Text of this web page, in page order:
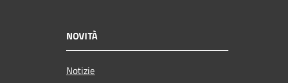
NOVITÀ
Notizie